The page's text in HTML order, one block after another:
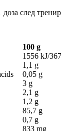
след
100 g
1556 kJ/
1,1 g
0,05 g
3 g
2,1 g
1,2 g
85,7 g
0,7 g
833 mg